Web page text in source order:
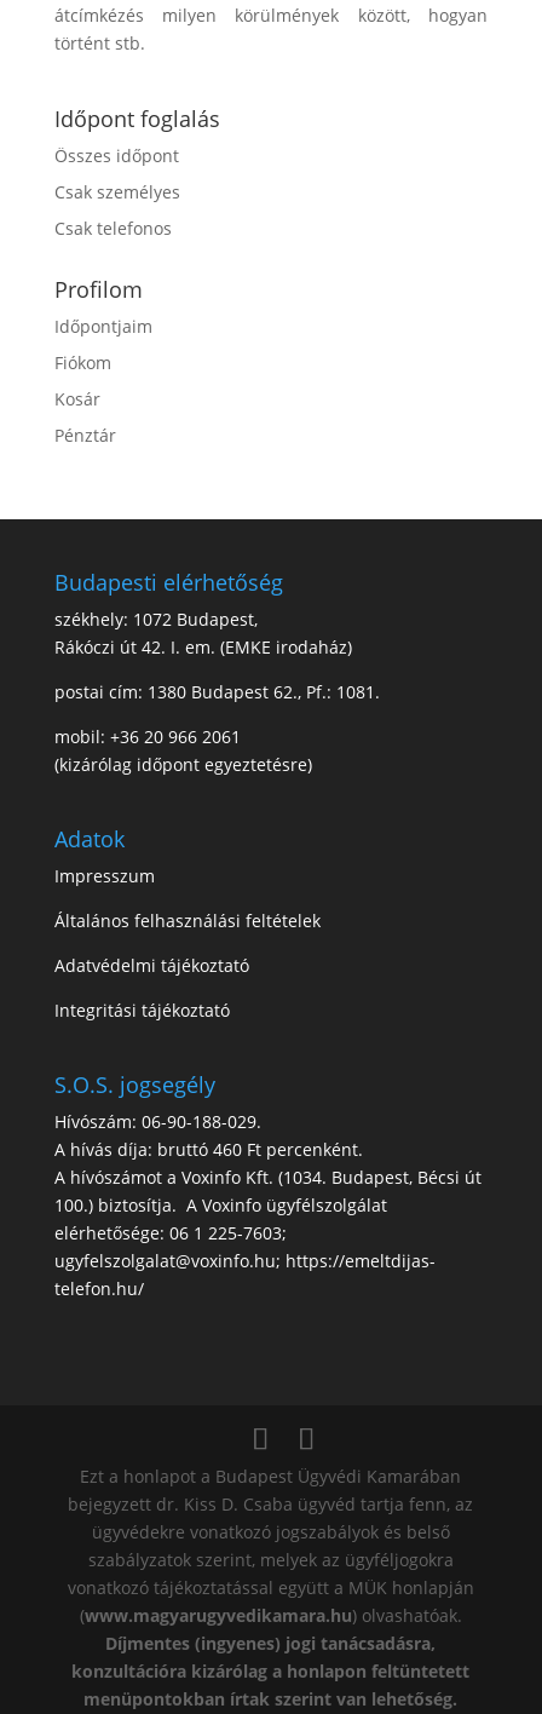
átcímkézés milyen körülmények között, hogyan
történt stb.
Időpont foglalás
Összes időpont
Csak személyes
Csak telefonos
Profilom
Időpontjaim
Fiókom
Kosár
Pénztár
Budapesti elérhetőség
székhely: 1072 Budapest,
Rákóczi út 42. I. em. (EMKE irodaház)
postai cím: 1380 Budapest 62., Pf.: 1081.
mobil: +36 20 966 2061
(kizárólag időpont egyeztetésre)
Adatok
Impresszum
Általános felhasználási feltételek
Adatvédelmi tájékoztató
Integritási tájékoztató
S.O.S. jogsegély
Hívószám: 06-90-188-029.
A hívás díja: bruttó 460 Ft percenként.
A hívószámot a Voxinfo Kft. (1034. Budapest, Bécsi út
100.) biztosítja. A Voxinfo ügyfélszolgálat
elérhetősége: 06 1 225-7603;
ugyfelszolgalat@voxinfo.hu; https://emeltdijas-
telefon.hu/
Ezt a honlapot a Budapest Ügyvédi Kamarában
bejegyzett dr. Kiss D. Csaba ügyvéd tartja fenn, az
ügyvédekre vonatkozó jogszabályok és belső
szabályzatok szerint, melyek az ügyféljogokra
vonatkozó tájékoztatással együtt a MÜK honlapján
(www.magyarugyvedikamara.hu) olvashatóak.
Díjmentes (ingyenes) jogi tanácsadásra,
konzultációra kizárólag a honlapon feltüntetett
menüpontokban írtak szerint van lehetőség.